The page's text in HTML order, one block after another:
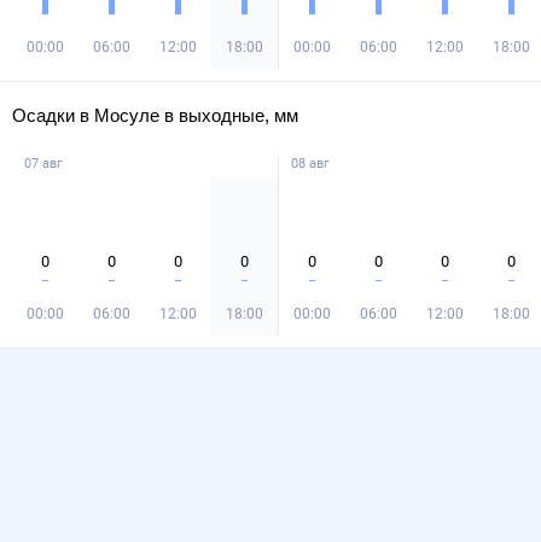
00:00 06:00 12:00 18:00 00:00 06:00 12:00 18:00
Осадки в Мосуле в выходные, мм
07 авг
0
00:00
0
06:00
0
12:00
0
18:00
08 авг
0
00:00
0
06:00
0
12:00
0
18:00